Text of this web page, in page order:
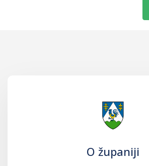
O županiji